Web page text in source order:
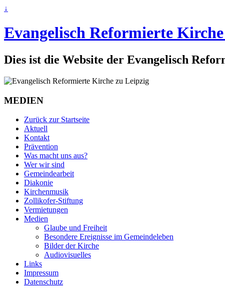
↓
Evangelisch Reformierte
Dies ist die Website der Evangelisch
MEDIEN
Zurück zur Startseite
Aktuell
Kontakt
Prävention
Was macht uns aus?
Wer wir sind
Gemeindearbeit
Diakonie
Kirchenmusik
Zollikofer-Stiftung
Vermietungen
Medien
Glaube und Freiheit
Besondere Ereignisse im Gemeindeleben
Bilder der Kirche
Audiovisuelles
Links
Impressum
Datenschutz